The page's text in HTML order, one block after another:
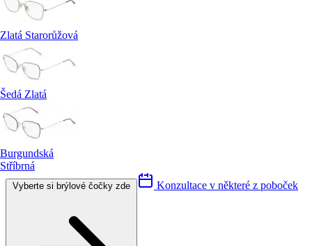
Zlatá Starorůžová
Šedá Zlatá
Burgundská
Stříbrná
Konzultace v některé z poboček